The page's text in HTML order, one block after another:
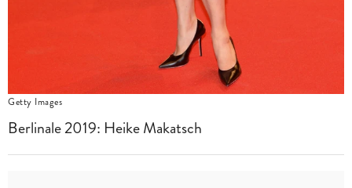
Getty Images
Berlinale 2019: Heike Makatsch